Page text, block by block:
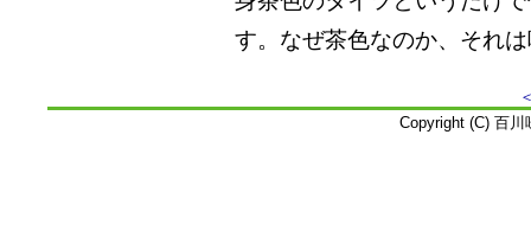
す。なぜ茶色なのか、それ
Copyright (C) 百